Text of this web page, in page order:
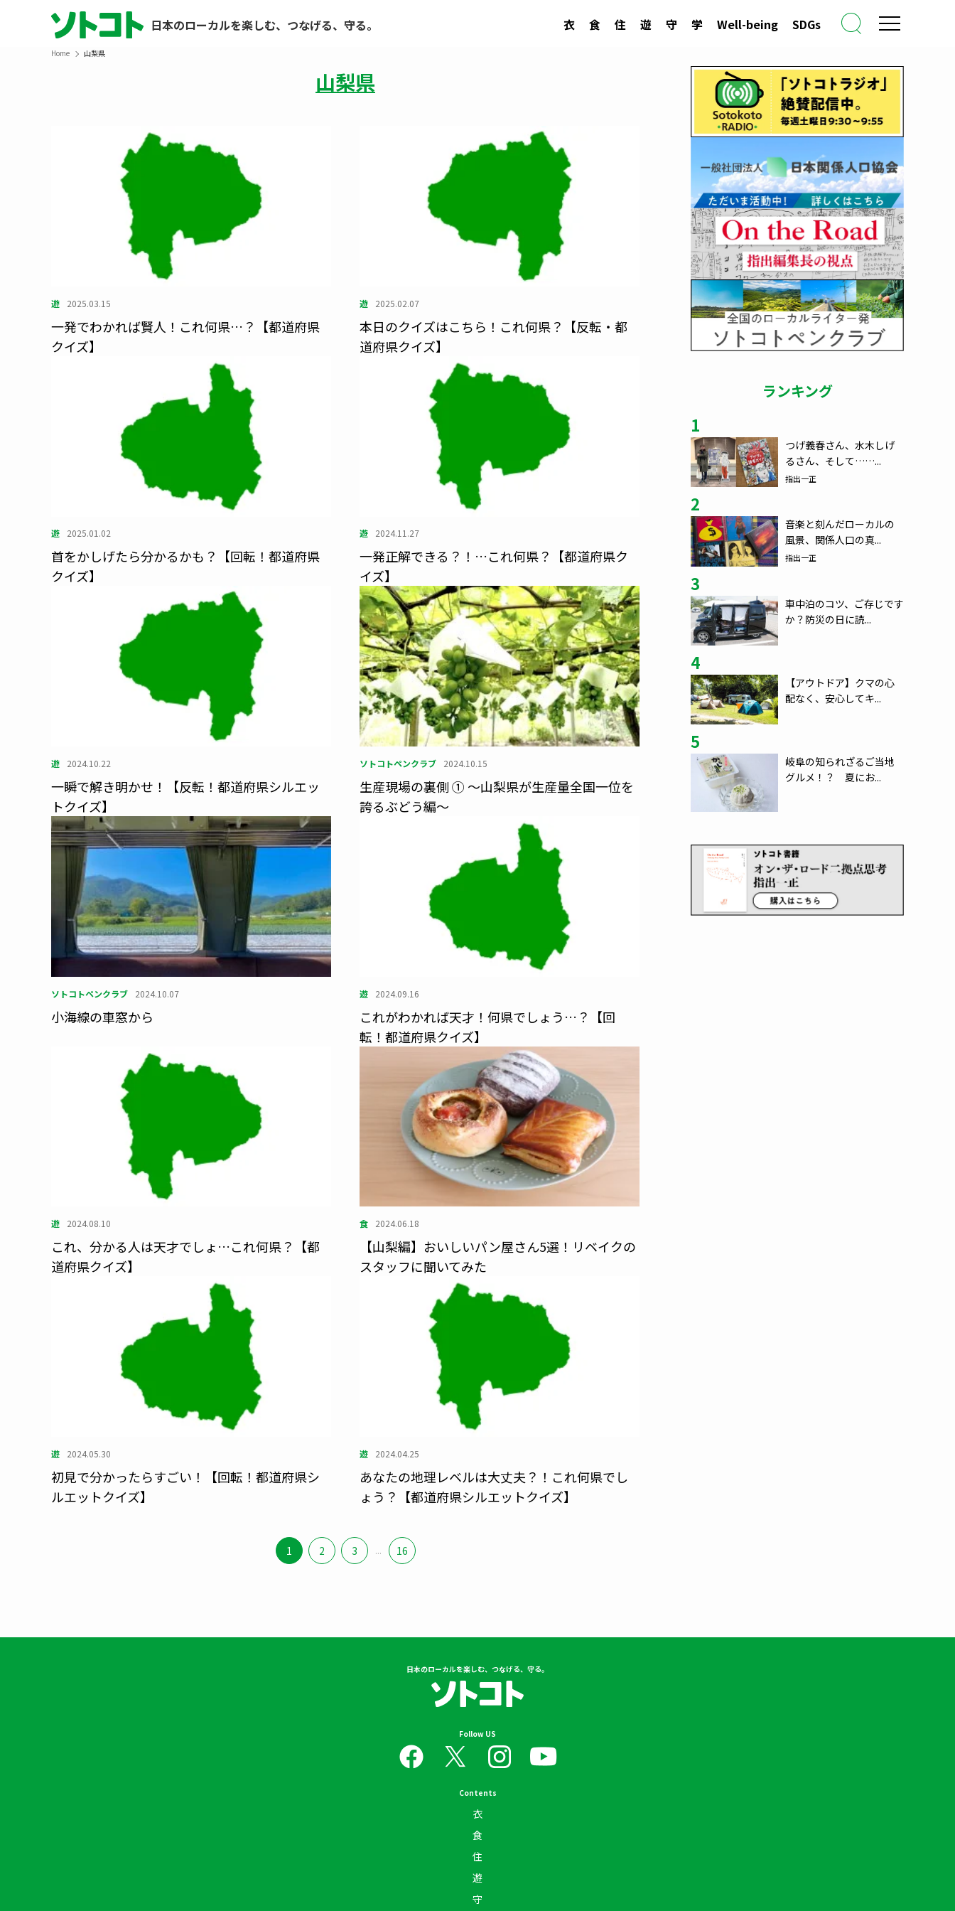
日本のローカルを楽しむ、つなげる、守る。 衣 食 住 遊 守 学 Well-being SDGs
Home 山梨県
山梨県
遊 2025.03.15
一発でわかれば賢人！これ何県…？【都道府県
クイズ】
遊 2025.02.07
本日のクイズはこちら！これ何県？【反転・都
道府県クイズ】
遊 2025.01.02
首をかしげたら分かるかも？【回転！都道府県
クイズ】
遊 2024.11.27
一発正解できる？！…これ何県？【都道府県ク
イズ】
遊 2024.10.22
一瞬で解き明かせ！【反転！都道府県シルエッ
トクイズ】
ソトコトペンクラブ 2024.10.15
生産現場の裏側 ① 〜山梨県が生産量全国一位を
誇るぶどう編〜
ソトコトペンクラブ 2024.10.07
小海線の車窓から
遊 2024.09.16
これがわかれば天才！何県でしょう…？【回
転！都道府県クイズ】
遊 2024.08.10
これ、分かる人は天才でしょ…これ何県？【都
道府県クイズ】
食 2024.06.18
【山梨編】おいしいパン屋さん5選！リベイクの
スタッフに聞いてみた
遊 2024.05.30
初見で分かったらすごい！【回転！都道府県シ
ルエットクイズ】
遊 2024.04.25
あなたの地理レベルは大丈夫？！これ何県でし
ょう？【都道府県シルエットクイズ】
1 2 3 ... 16
ランキング
1
つげ義春さん、水木しげ
るさん、そして……...
指出一正
2
音楽と刻んだローカルの
風景、関係人口の真...
指出一正
3
車中泊のコツ、ご存じです
か？防災の日に読...
4
【アウトドア】クマの心
配なく、安心してキ...
5
岐阜の知られざるご当地
グルメ！？ 夏にお...
日本のローカルを楽しむ、つなげる、守る。
Follow US
Contents
衣
食
住
遊
守